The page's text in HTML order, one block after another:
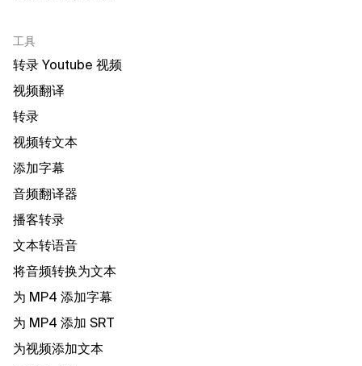
工具
转录 Youtube 视频
视频翻译
转录
视频转文本
添加字幕
音频翻译器
播客转录
文本转语音
将音频转换为文本
为 MP4 添加字幕
为 MP4 添加 SRT
为视频添加文本